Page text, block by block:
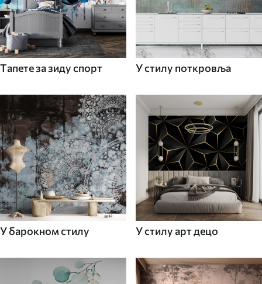
Tапете за зиду спорт У стилу поткровља
У барокном стилу У стилу арт децо